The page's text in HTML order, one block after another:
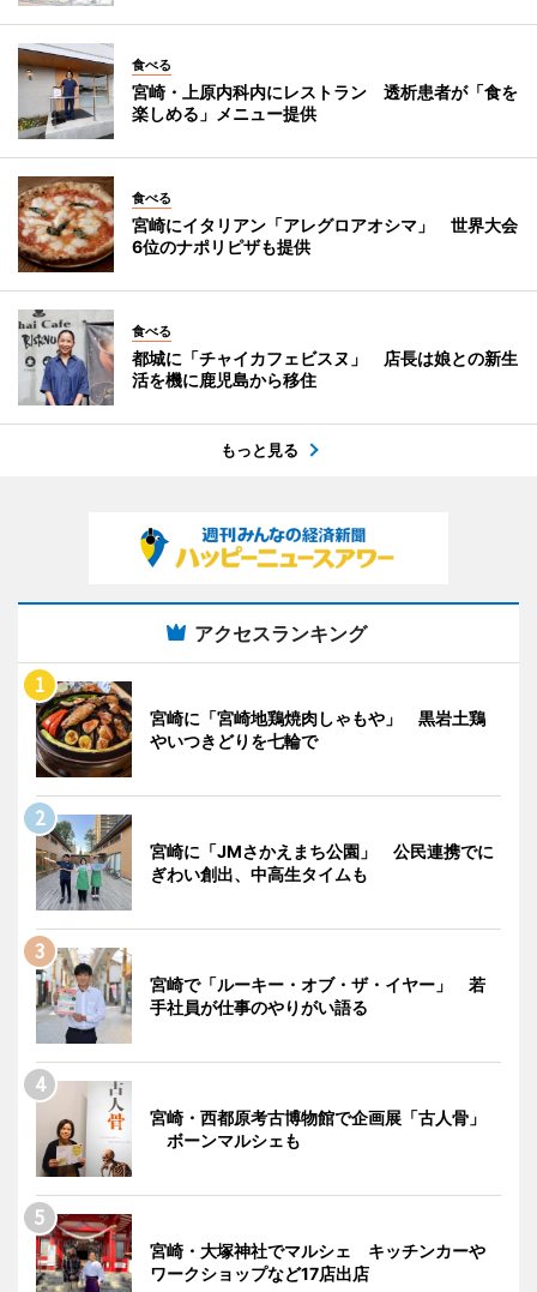
食べる
宮崎・上原内科内にレストラン 透析患者が「食を
楽しめる」メニュー提供
食べる
宮崎にイタリアン「アレグロアオシマ」 世界大会
6位のナポリピザも提供
食べる
都城に「チャイカフェビスヌ」 店長は娘との新生
活を機に鹿児島から移住
もっと見る
アクセスランキング
宮崎に「宮崎地鶏焼肉しゃもや」 黒岩土鶏
やいつきどりを七輪で
宮崎に「JMさかえまち公園」 公民連携でに
ぎわい創出、中高生タイムも
宮崎で「ルーキー・オブ・ザ・イヤー」 若
手社員が仕事のやりがい語る
宮崎・西都原考古博物館で企画展「古人骨」
ボーンマルシェも
宮崎・大塚神社でマルシェ キッチンカーや
ワークショップなど17店出店